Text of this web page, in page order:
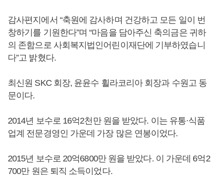
감사편지에서 “축원에 감사하며 건강하고 모든 일이 번
창하기를 기원한다”며 “마음을 담아주신 축의금은 귀하
의 존함으로 사회복지법인어린이재단에 기부하였습니
다”고 밝혔다.
최신원 SKC 회장, 윤윤수 휠라코리아 회장과 수원고 동
문이다.
2014년 보수로 16억2천만 원을 받았다. 이는 유통·식품
업계 전문경영인 가운데 가장 많은 연봉이었다.
2015년 보수로 20억6800만 원을 받았다. 이 가운데 6억2
700만 원은 퇴직 소득이었다.